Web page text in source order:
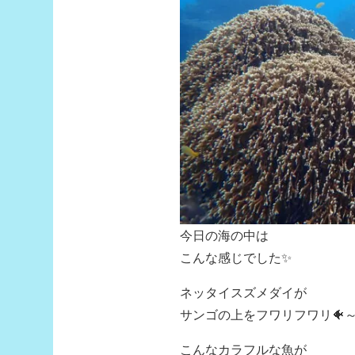
今日の海の中は
こんな感じでした✨
ネッタイスズメダイが
サンゴの上をフワリフワリ🐠
こんなカラフルな魚が